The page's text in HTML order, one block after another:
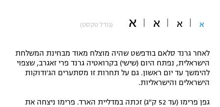
תקנון משתתפים וזוכים בפרסים
תקנון עבור פעילות אלקטרה
טניס
אופניים
כדורמים
א א א א (גודל טקסט)
לאחר גרנד סלאם בודפשט שהיה מוצלח מאוד מבחינת המשלחת
הישראלית, נפתח היום (שישי) בקרואטיה גרנד פרי זאגרב, שצפוי
להימשך עד יום ראשון. גם על תחרות זו מסתערים הג'ודוקות
הישראלים והישראליות.
גפן פרימו (עד 52 ק"ג) זכתה במדליית הארד. פרימו ניצחה את